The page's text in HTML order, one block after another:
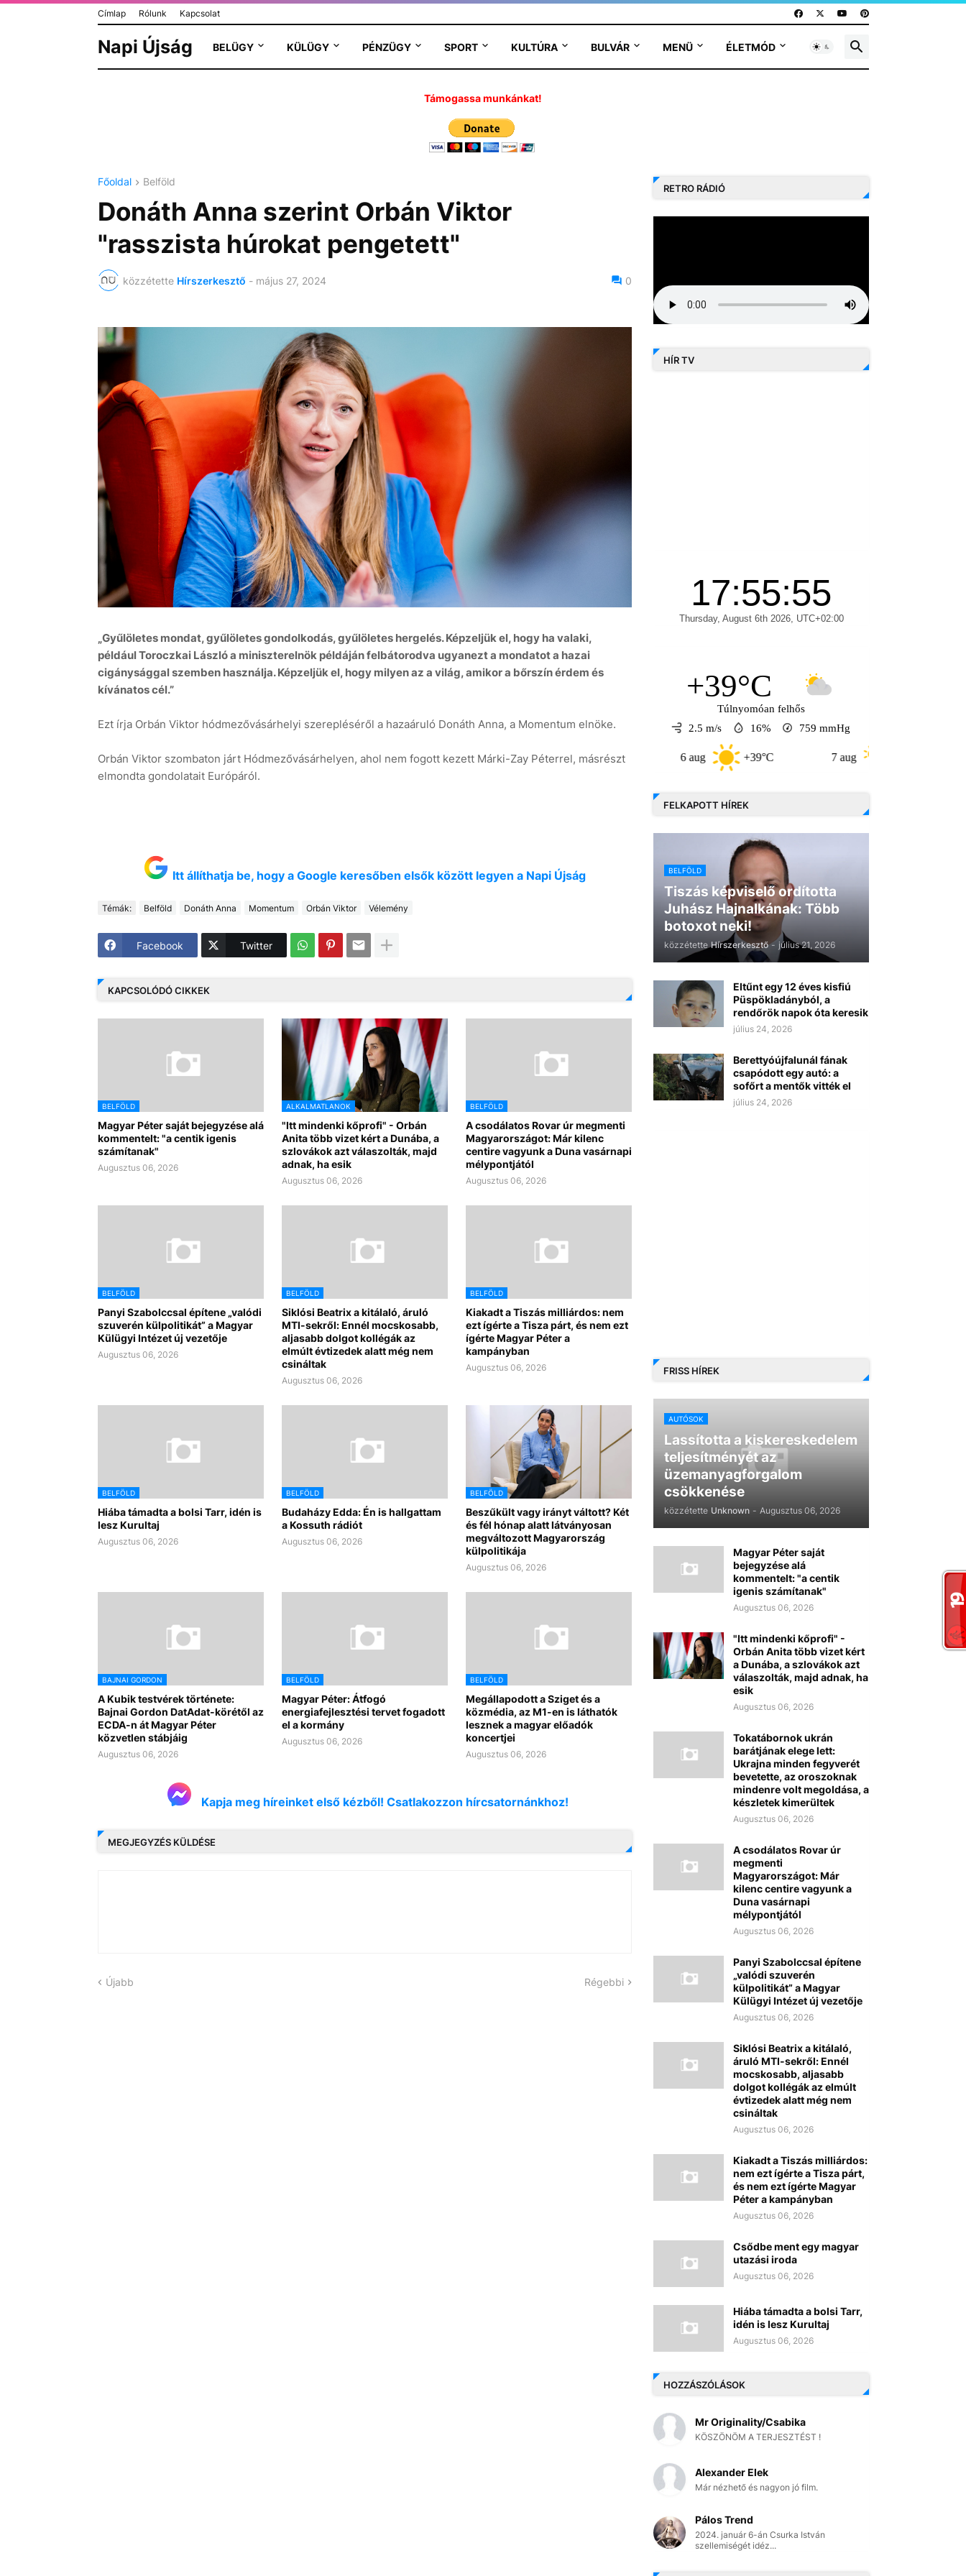
Címlap Rólunk Kapcsolat
Napi Újság BELÜGY KÜLÜGY PÉNZÜGY SPORT KULTÚRA BULVÁR MENÜ ÉLETMÓD
Támogassa munkánkat!
Főoldal Belföld
Donáth Anna szerint Orbán Viktor
"rasszista húrokat pengetett"
közzétette Hírszerkesztő - május 27, 2024 0
„Gyűlöletes mondat, gyűlöletes gondolkodás, gyűlöletes hergelés. Képzeljük el, hogy ha valaki,
például Toroczkai László a miniszterelnök példáján felbátorodva ugyanezt a mondatot a hazai
cigánysággal szemben használja. Képzeljük el, hogy milyen az a világ, amikor a bőrszín érdem és
kívánatos cél.”
Ezt írja Orbán Viktor hódmezővásárhelyi szerepléséről a hazaáruló Donáth Anna, a Momentum elnöke.
Orbán Viktor szombaton járt Hódmezővásárhelyen, ahol nem fogott kezett Márki-Zay Péterrel, másrészt
elmondta gondolatait Európáról.
Itt állíthatja be, hogy a Google keresőben elsők között legyen a Napi Újság
Témák: Belföld Donáth Anna Momentum Orbán Viktor Vélemény
Facebook Twitter
KAPCSOLÓDÓ CIKKEK
BELFÖLD
Magyar Péter saját bejegyzése alá
kommentelt: "a centik igenis
számítanak"
Augusztus 06, 2026
ALKALMATLANOK
"Itt mindenki kőprofi" - Orbán
Anita több vizet kért a Dunába, a
szlovákok azt válaszolták, majd
adnak, ha esik
Augusztus 06, 2026
BELFÖLD
A csodálatos Rovar úr megmenti
Magyarországot: Már kilenc
centire vagyunk a Duna vasárnapi
mélypontjától
Augusztus 06, 2026
BELFÖLD
Panyi Szabolccsal építene „valódi
szuverén külpolitikát” a Magyar
Külügyi Intézet új vezetője
Augusztus 06, 2026
BELFÖLD
Siklósi Beatrix a kitálaló, áruló
MTI-sekről: Ennél mocskosabb,
aljasabb dolgot kollégák az
elmúlt évtizedek alatt még nem
csináltak
Augusztus 06, 2026
BELFÖLD
Kiakadt a Tiszás milliárdos: nem
ezt ígérte a Tisza párt, és nem ezt
ígérte Magyar Péter a
kampányban
Augusztus 06, 2026
BELFÖLD
Hiába támadta a bolsi Tarr, idén is
lesz Kurultaj
Augusztus 06, 2026
BELFÖLD
Budaházy Edda: Én is hallgattam
a Kossuth rádiót
Augusztus 06, 2026
BELFÖLD
Beszűkült vagy irányt váltott? Két
és fél hónap alatt látványosan
megváltozott Magyarország
külpolitikája
Augusztus 06, 2026
BAJNAI GORDON
A Kubik testvérek története:
Bajnai Gordon DatAdat-körétől az
ECDA-n át Magyar Péter
közvetlen stábjáig
Augusztus 06, 2026
BELFÖLD
Magyar Péter: Átfogó
energiafejlesztési tervet fogadott
el a kormány
Augusztus 06, 2026
BELFÖLD
Megállapodott a Sziget és a
közmédia, az M1-en is láthatók
lesznek a magyar előadók
koncertjei
Augusztus 06, 2026
Kapja meg híreinket első kézből! Csatlakozzon hírcsatornánkhoz!
MEGJEGYZÉS KÜLDÉSE
Újabb Régebbi
RETRO RÁDIÓ
HÍR TV
+39°C
Túlnyomóan felhős
2.5 m/s
16% 759 mmHg
+39°C +32°C
FELKAPOTT HÍREK
BELFÖLD
Tiszás képviselő ordította
Juhász Hajnalkának: Több
botoxot neki!
közzétette Hírszerkesztő - július 21, 2026
Eltűnt egy 12 éves kisfiú
Püspökladányból, a
rendőrök napok óta keresik
július 24, 2026
Berettyóújfalunál fának
csapódott egy autó: a
sofőrt a mentők vitték el
július 24, 2026
FRISS HÍREK
AUTÓSOK
Lassította a kiskereskedelem
teljesítményét az
üzemanyagforgalom
csökkenése
közzétette Unknown - Augusztus 06, 2026
Magyar Péter saját
bejegyzése alá
kommentelt: "a centik
igenis számítanak"
Augusztus 06, 2026
"Itt mindenki kőprofi" -
Orbán Anita több vizet kért
a Dunába, a szlovákok azt
válaszolták, majd adnak, ha
esik
Augusztus 06, 2026
Tokatábornok ukrán
barátjának elege lett:
Ukrajna minden fegyverét
bevetette, az oroszoknak
mindenre volt megoldása, a
készletek kimerültek
Augusztus 06, 2026
A csodálatos Rovar úr
megmenti
Magyarországot: Már
kilenc centire vagyunk a
Duna vasárnapi
mélypontjától
Augusztus 06, 2026
Panyi Szabolccsal építene
„valódi szuverén
külpolitikát” a Magyar
Külügyi Intézet új vezetője
Augusztus 06, 2026
Siklósi Beatrix a kitálaló,
áruló MTI-sekről: Ennél
mocskosabb, aljasabb
dolgot kollégák az elmúlt
évtizedek alatt még nem
csináltak
Augusztus 06, 2026
Kiakadt a Tiszás milliárdos:
nem ezt ígérte a Tisza párt,
és nem ezt ígérte Magyar
Péter a kampányban
Augusztus 06, 2026
Csődbe ment egy magyar
utazási iroda
Augusztus 06, 2026
Hiába támadta a bolsi Tarr,
idén is lesz Kurultaj
Augusztus 06, 2026
HOZZÁSZÓLÁSOK
Mr Originality/Csabika
KÖSZÖNÖM A TERJESZTÉST !
Alexander Elek
Már nézhető és nagyon jó film.
Pálos Trend
2024. január 6-án Csurka István
szellemiségét idéz...